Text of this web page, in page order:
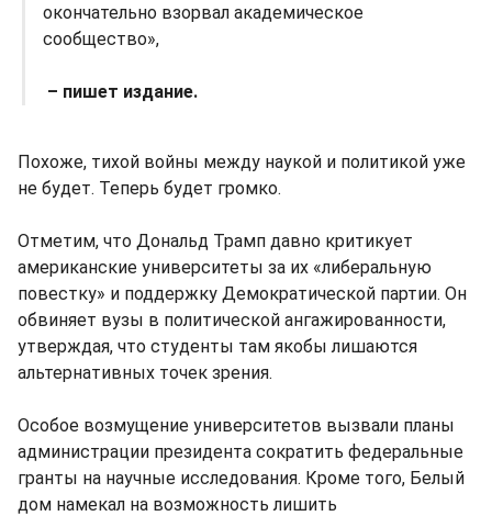
окончательно взорвал академическое
сообщество»,
– пишет издание.
Похоже, тихой войны между наукой и политикой уже
не будет. Теперь будет громко.
Отметим, что Дональд Трамп давно критикует
американские университеты за их «либеральную
повестку» и поддержку Демократической партии. Он
обвиняет вузы в политической ангажированности,
утверждая, что студенты там якобы лишаются
альтернативных точек зрения.
Особое возмущение университетов вызвали планы
администрации президента сократить федеральные
гранты на научные исследования. Кроме того, Белый
дом намекал на возможность лишить